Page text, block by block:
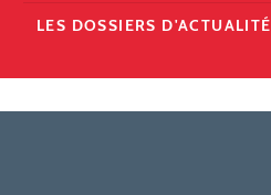
LES DOSSIERS D'ACTUALITÉ